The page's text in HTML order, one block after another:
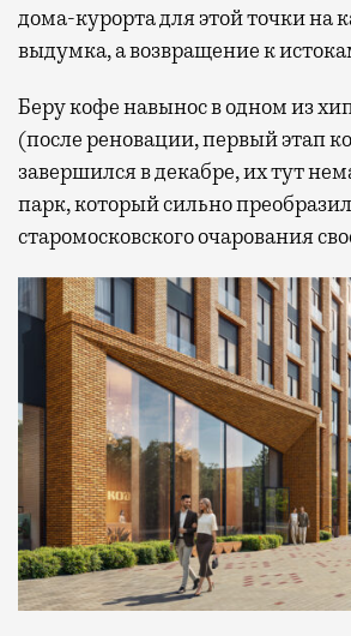
дома-курорта для этой точки на
выдумка, а возвращение к
Беру кофе навынос в одном из
(после реновации, первый этап
завершился в декабре, их тут
парк, который сильно
старомосковского очарования